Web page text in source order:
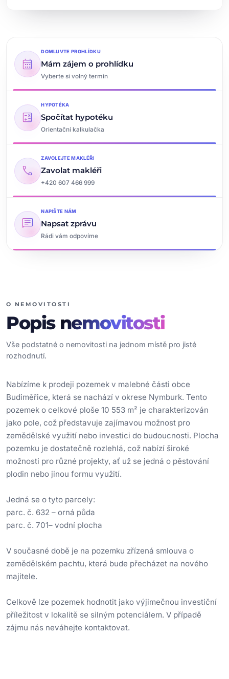
calendar_month
DOMLUVTE PROHLÍDKU
Mám zájem o prohlídku
Vyberte si volný termín
calculate
HYPOTÉKA
Spočítat hypotéku
Orientační kalkulačka
call
ZAVOLEJTE MAKLÉŘI
Zavolat makléři
+420 607 466 999
chat
NAPIŠTE NÁM
Napsat zprávu
Rádi vám odpovíme
O NEMOVITOSTI
Popis nemovitosti
Vše podstatné o nemovitosti na jednom místě pro jisté
rozhodnutí.
Nabízíme k prodeji pozemek v malebné části obce
Budiměřice, která se nachází v okrese Nymburk. Tento
pozemek o celkové ploše 10 553 m² je charakterizován
jako pole, což představuje zajímavou možnost pro
zemědělské využití nebo investici do budoucnosti. Plocha
pozemku je dostatečně rozlehlá, což nabízí široké
možnosti pro různé projekty, ať už se jedná o pěstování
plodin nebo jinou formu využití.
Jedná se o tyto parcely:
parc. č. 632 – orná půda
parc. č. 701– vodní plocha
V současné době je na pozemku zřízená smlouva o
zemědělském pachtu, která bude přecházet na nového
majitele.
Celkově lze pozemek hodnotit jako výjimečnou investiční
příležitost v lokalitě se silným potenciálem. V případě
zájmu nás neváhejte kontaktovat.